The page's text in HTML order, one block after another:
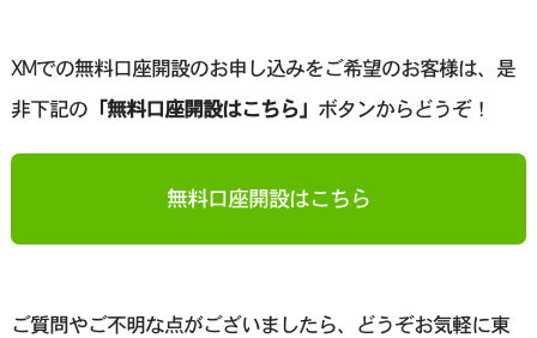
XMでの無料口座開設のお申し込みをご希望のお客様は、是
非下記の「無料口座開設はこちら」 ボタンからどうぞ！
無料口座開設はこちら
ご質問やご不明な点がございましたら、どうぞお気軽に東